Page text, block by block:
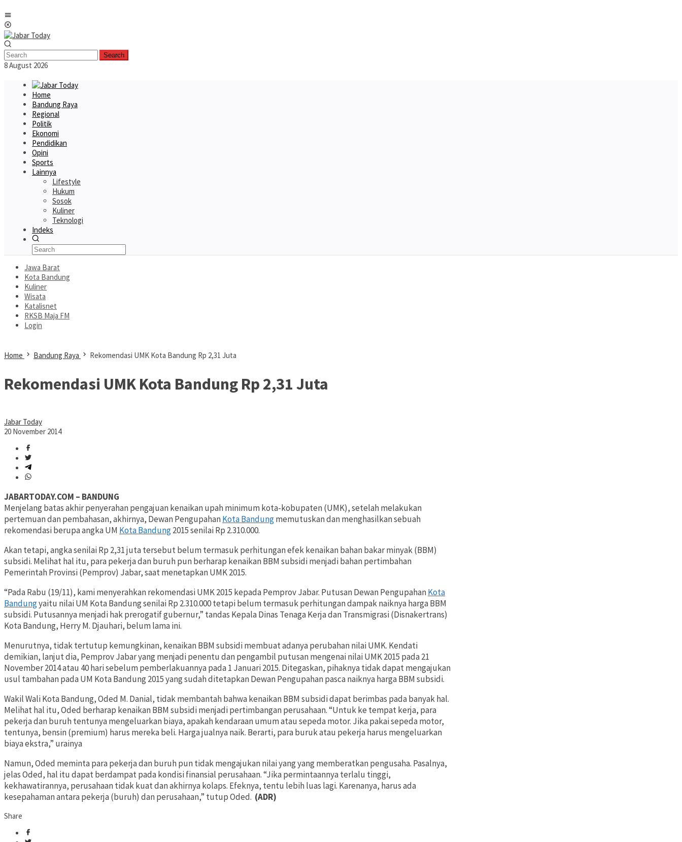
to
content
Search
8 August 2026
Home
Bandung Raya
Regional
Politik
Ekonomi
Pendidikan
Opini
Sports
Lainnya
Lifestyle
Hukum
Sosok
Kuliner
Teknologi
Indeks
Jawa Barat
Kota Bandung
Kuliner
Wisata
Katalisnet
RKSB Maja FM
Login
Home Bandung Raya Rekomendasi UMK Kota Bandung Rp 2,31 Juta
Rekomendasi UMK Kota Bandung Rp 2,31 Juta
Jabar Today
20 November 2014
JABARTODAY.COM – BANDUNG
Menjelang batas akhir penyerahan pengajuan kenaikan upah minimum kota-kobupaten (UMK), setelah melakukan
pertemuan dan pembahasan, akhirnya, Dewan PengupahanKota Bandungmemutuskan dan menghasilkan sebuah
rekomendasi berupa angka UM Kota Bandung2015 senilai Rp 2.310.000.
Akan tetapi, angka senilai Rp 2,31 juta tersebut belum termasuk perhitungan efek kenaikan bahan bakar minyak (BBM)
subsidi. Melihat hal itu, para pekerja dan buruh pun berharap kenaikan BBM subsidi menjadi bahan pertimbahan
Pemerintah Provinsi (Pemprov) Jabar, saat menetapkan UMK 2015.
“Pada Rabu (19/11), kami menyerahkan rekomendasi UMK 2015 kepada Pemprov Jabar. Putusan Dewan PengupahanKota
Bandungyaitu nilai UM Kota Bandung senilai Rp 2.310.000 tetapi belum termasuk perhitungan dampak naiknya harga BBM
subsidi. Putusannya menjadi hak prerogatif gubernur,” tandas Kepala Dinas Tenaga Kerja dan Transmigrasi (Disnakertrans)
Kota Bandung, Herry M. Djauhari, belum lama ini.
Menurutnya, tidak tertutup kemungkinan, kenaikan BBM subsidi membuat adanya perubahan nilai UMK. Kendati
demikian, lanjut dia, Pemprov Jabar yang menjadi penentu dan pengambil putusan mengenai nilai UMK 2015 pada 21
November 2014 atau 40 hari sebelum pemberlakuannya pada 1 Januari 2015. Ditegaskan, pihaknya tidak dapat mengajukan
usul tambahan pada UM Kota Bandung 2015 yang sudah ditetapkan Dewan Pengupahan pasca naiknya harga BBM subsidi.
Wakil Wali Kota Bandung, Oded M. Danial, tidak membantah bahwa kenaikan BBM subsidi dapat berimbas pada banyak hal.
Melihat hal itu, Oded berharap kenaikan BBM subsidi menjadi pertimbangan perusahaan. “Untuk ke tempat kerja, para
pekerja dan buruh tentunya mengeluarkan biaya, apakah kendaraan umum atau sepeda motor. Jika pakai sepeda motor,
tentunya, bensin (premium) harus mereka beli. Harga jualnya naik. Berarti, para buruk atau pekerja harus mengeluarkan
biaya ekstra,” urainya
Namun, Oded meminta para pekerja dan buruh pun tidak mengajukan nilai yang yang memberatkan pengusaha. Pasalnya,
jelas Oded, hal itu dapat berdampat pada kondisi finansial perusahaan. “Jika permintaannya terlalu tinggi,
kekhawatirannya, perusahaan tidak kuat dan akhirnya kolaps. Efeknya, tentu lebih luas lagi. Karenanya, harus ada
kesepahaman antara pekerja (buruh) dan perusahaan,” tutup Oded. (ADR)
Share